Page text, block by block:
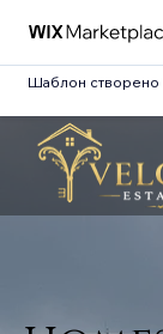
Шаблон створено